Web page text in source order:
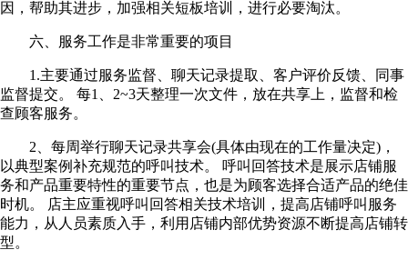
因，帮助其进步，加强相关短板培训，进行必要淘汰。
六、服务工作是非常重要的项目
1.主要通过服务监督、聊天记录提取、客户评价反馈、同事
监督提交。 每1、2~3天整理一次文件，放在共享上，监督和检
查顾客服务。
2、每周举行聊天记录共享会(具体由现在的工作量决定)，
以典型案例补充规范的呼叫技术。 呼叫回答技术是展示店铺服
务和产品重要特性的重要节点，也是为顾客选择合适产品的绝佳
时机。 店主应重视呼叫回答相关技术培训，提高店铺呼叫服务
能力，从人员素质入手，利用店铺内部优势资源不断提高店铺转
型。